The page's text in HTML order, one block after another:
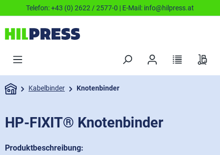
Telefon:+43 (0) 2622 / 2577-0 | E-Mail: info@hilpress.at
Kabelbinder Knotenbinder
HP-FIXIT® Knotenbinder
Produktbeschreibung: